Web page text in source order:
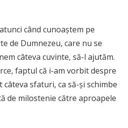
când cunoaștem pe
de Dumnezeu, care nu se
câteva cuvinte, să-l ajutăm.
faptul că i-am vorbit despre
câteva sfaturi, ca să-și schimbe
de milostenie către aproapele